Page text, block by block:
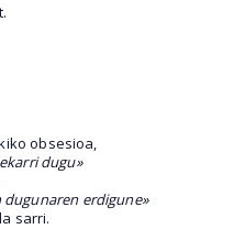
obsesioa,
dugu»
dugunaren erdigune»
sarri.